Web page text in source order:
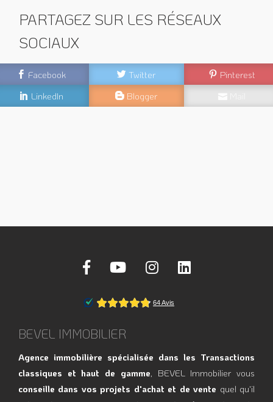
PARTAGEZ SUR LES RÉSEAUX
SOCIAUX
Facebook Twitter
Pinterest
LinkedIn
Blogger Mail
BEVEL IMMOBILIER
Agence immobilière spécialisée dans les Transactions
classiques et haut de gamme, BEVEL Immobilier vous
conseille dans vos projets d'achat et de vente quel qu'il